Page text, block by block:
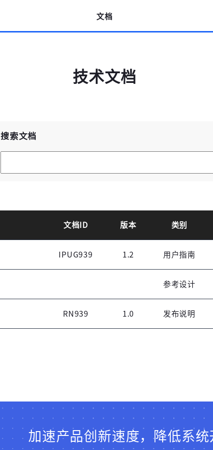
高云用户登录
未注册手机登录时会自动创建新账号,我已阅读并
文档
技术文档
搜索文档
文档ID 版本 类别
IPUG939 1.2 用户指南
参考设计
RN939 1.0 发布说明
加速产品创新速度，降低系